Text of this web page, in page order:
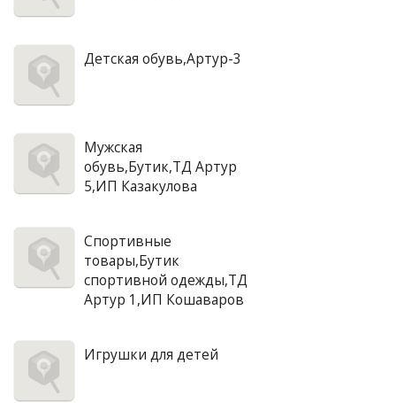
Детская обувь,Артур-3
Мужская
обувь,Бутик,ТД Артур
5,ИП Казакулова
Спортивные
товары,Бутик
спортивной одежды,ТД
Артур 1,ИП Кошаваров
Игрушки для детей